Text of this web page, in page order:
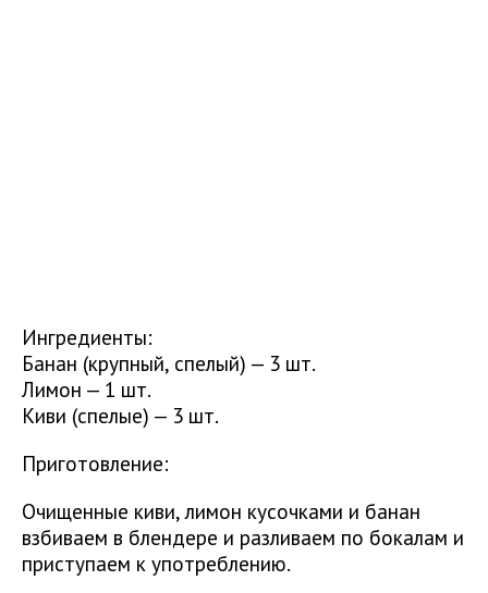
Ингредиенты:
Банан (крупный, спелый) — 3 шт.
Лимон — 1 шт.
Киви (спелые) — 3 шт.
Приготовление:
Очищенные киви, лимон кусочками и банан
взбиваем в блендере и разливаем по бокалам и
приступаем к употреблению.